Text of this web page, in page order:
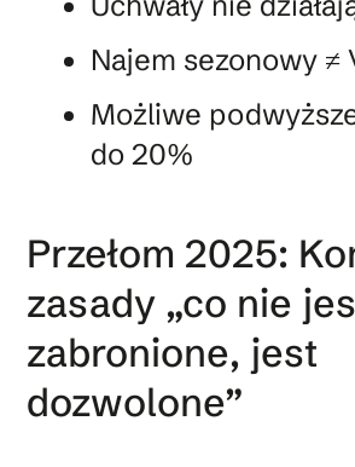
Najem sezonowy ≠
Możliwe
do 20%
Przełom 2025:
zasady „co nie
zabronione, jest
dozwolone”